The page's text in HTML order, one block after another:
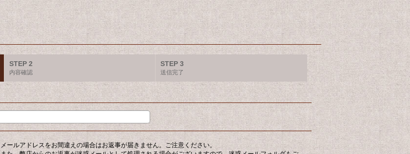
STEP 2
内容確認
STEP 3
送信完了
メールアドレスをお間違えの場合はお返事が届きません。ご注意ください。